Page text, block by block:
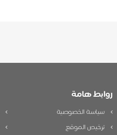
روابط هامة
سياسة الخصوصية
ترخيص الموقع